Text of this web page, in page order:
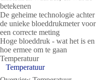
betekenen
De geheime technologie achter
de unieke bloeddrukmeter voor
een correcte meting
Hoge bloeddruk - wat het is en
hoe ermee om te gaan
Temperatuur
Temperatuur